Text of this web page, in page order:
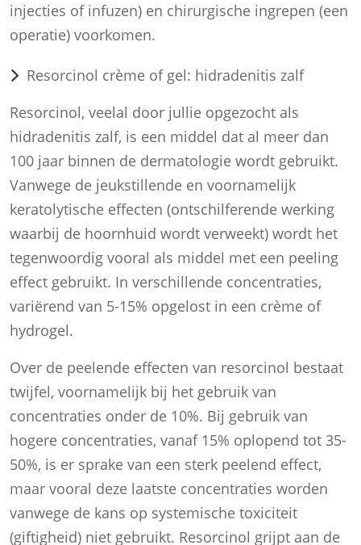
injecties of infuzen) en chirurgische ingrepen (een
operatie) voorkomen.
Resorcinol crème of gel: hidradenitis zalf
Resorcinol, veelal door jullie opgezocht als
hidradenitis zalf, is een middel dat al meer dan
100 jaar binnen de dermatologie wordt gebruikt.
Vanwege de jeukstillende en voornamelijk
keratolytische effecten (ontschilferende werking
waarbij de hoornhuid wordt verweekt) wordt het
tegenwoordig vooral als middel met een peeling
effect gebruikt. In verschillende concentraties,
variërend van 5-15% opgelost in een crème of
hydrogel.
Over de peelende effecten van resorcinol bestaat
twijfel, voornamelijk bij het gebruik van
concentraties onder de 10%. Bij gebruik van
hogere concentraties, vanaf 15% oplopend tot 35-
50%, is er sprake van een sterk peelend effect,
maar vooral deze laatste concentraties worden
vanwege de kans op systemische toxiciteit
(giftigheid) niet gebruikt. Resorcinol grijpt aan de